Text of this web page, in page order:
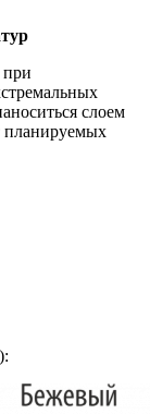
при
слоем
планируемых